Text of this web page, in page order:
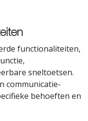
functionaliteiten,
sneltoetsen.
communicatie-
behoeften en